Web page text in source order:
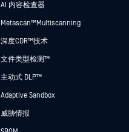
AI 内容检查器
Metascan™ Multiscanning
深度CDR™技术
文件类型检测™
主动式 DLP™
Adaptive Sandbox
威胁情报